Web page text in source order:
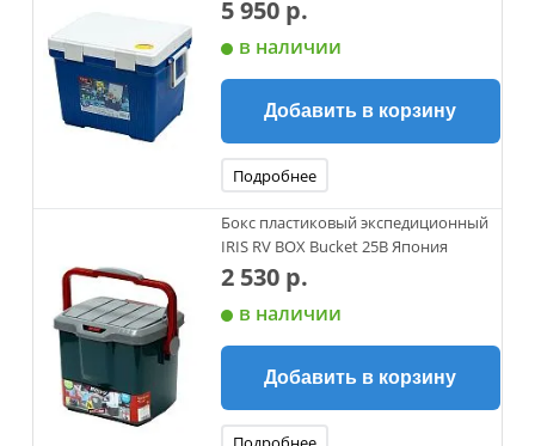
5 950 р.
в наличии
Добавить в корзину
Подробнее
Бокс пластиковый экспедиционный
IRIS RV BOX Bucket 25B Япония
2 530 р.
в наличии
Добавить в корзину